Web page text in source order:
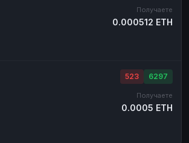
Получаете
0.000512 ETH
523 6297
Получаете
0.0005 ETH